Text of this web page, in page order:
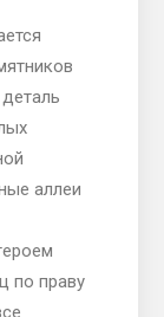
аллеи
по праву